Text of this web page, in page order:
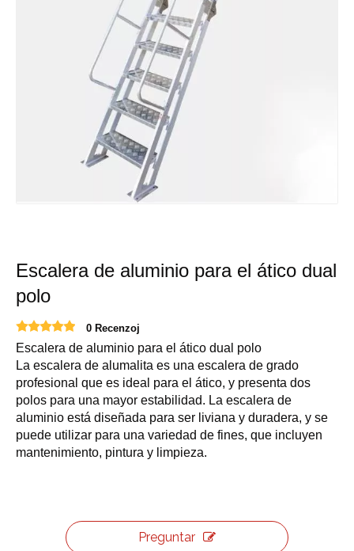
Escalera de aluminio para el ático dual
polo
0 Recenzoj
Escalera de aluminio para el ático dual polo
La escalera de alumalita es una escalera de grado
profesional que es ideal para el ático, y presenta dos
polos para una mayor estabilidad. La escalera de
aluminio está diseñada para ser liviana y duradera, y se
puede utilizar para una variedad de fines, que incluyen
mantenimiento, pintura y limpieza.
Preguntar